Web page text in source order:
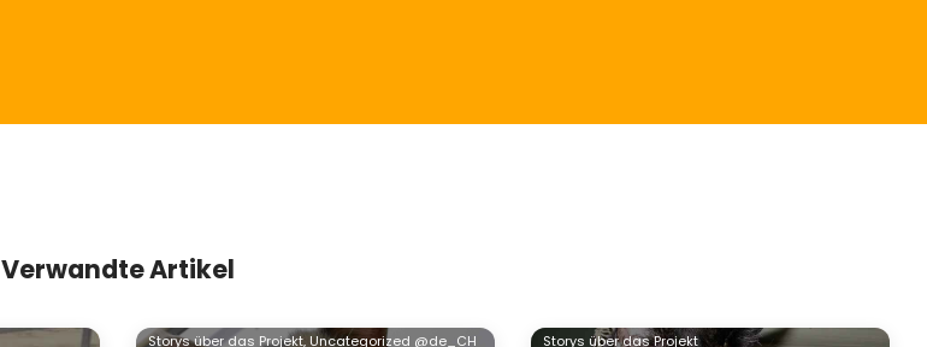
Verwandte Artikel
Storys über das Projekt, Uncategorized @de_CH Storys über das Projekt